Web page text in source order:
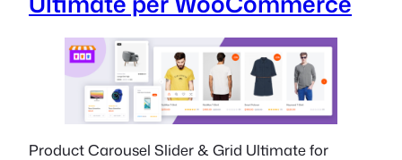
Product Carousel Slider & Grid Ultimate for